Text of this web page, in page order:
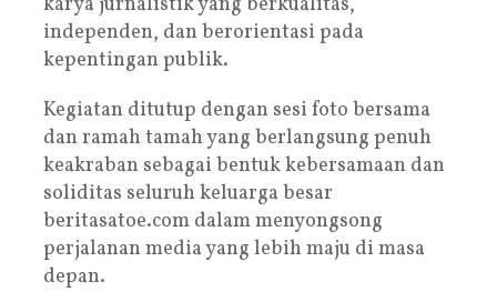
independen, dan berorientasi pada
kepentingan publik.
Kegiatan ditutup dengan sesi foto bersama
dan ramah tamah yang berlangsung penuh
keakraban sebagai bentuk kebersamaan dan
soliditas seluruh keluarga besar
beritasatoe.com dalam menyongsong
perjalanan media yang lebih maju di masa
depan.